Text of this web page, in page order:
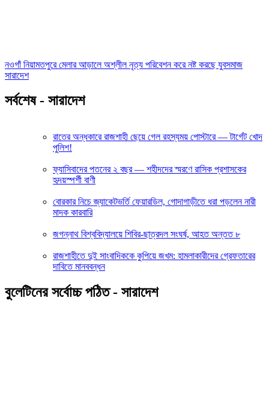
নওগাঁ নিয়ামতপুরে মেলার আড়ালে অশ্লীল নৃত্য পরিবেশন করে নষ্ট করছে যুবসমাজ
সারাদেশ
সর্বশেষ - সারাদেশ
রাতের অন্ধকারে রাজশাহী ছেয়ে গেল রহস্যময় পোস্টারে — টার্গেট খোদ
পুলিশ!
ফ্যাসিবাদের পতনের ২ বছর — শহীদদের স্মরণে রাসিক প্রশাসকের
হৃদয়স্পর্শী বাণী
বোরকার নিচে জ্যাকেটভর্তি ফেয়ারডিল, গোদাগাড়ীতে ধরা পড়লেন নারী
মাদক কারবারি
জগন্নাথ বিশ্ববিদ্যালয়ে শিবির-ছাত্রদল সংঘর্ষ, আহত অন্তত ৮
রাজশাহীতে দুই সাংবাদিককে কুপিয়ে জখম: হামলাকারীদের গ্রেফতারের
দাবিতে মানববন্ধন
বুলেটিনের সর্বোচ্চ পঠিত - সারাদেশ